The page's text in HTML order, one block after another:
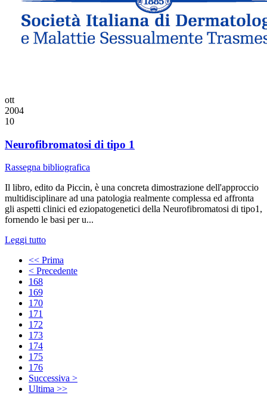
ott
2004
10
Neurofibromatosi di tipo 1
Rassegna bibliografica
Il libro, edito da Piccin, è una concreta dimostrazione dell'approccio
multidisciplinare ad una patologia realmente complessa ed affronta
gli aspetti clinici ed eziopatogenetici della Neurofibromatosi di tipo1,
fornendo le basi per u...
Leggi tutto
<< Prima
< Precedente
168
169
170
171
172
173
174
175
176
Successiva >
Ultima >>